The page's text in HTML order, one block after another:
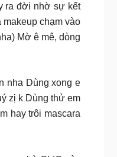
ra đời nhờ sự kết
chạm vào
Mờ ê mê, dòng
nha Dùng xong e
zị k Dùng thử em
hay trôi mascara